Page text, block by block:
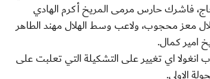
فاشرك حارس مرمى المريخ أكرم الهادي
معز محجوب، ولاعب وسط الهلال مهند الطاهر
امير كمال.
انغولا اي تغيير على التشكيلة التي تعلبت على